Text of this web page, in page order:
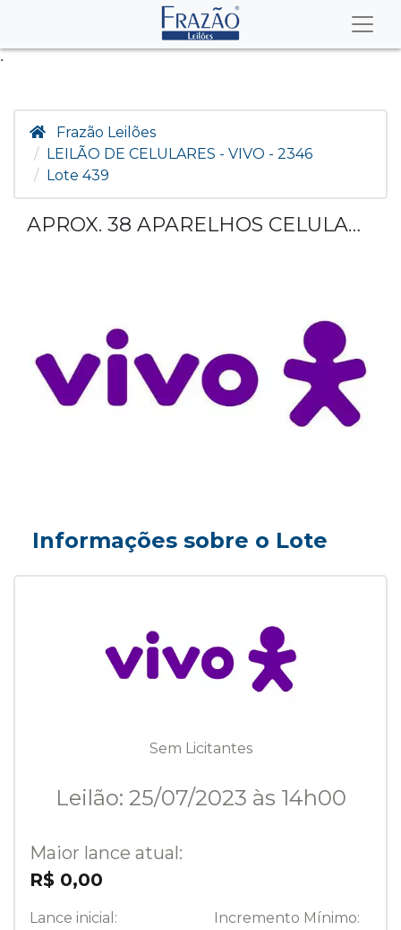
.
Frazão Leilões
LEILÃO DE CELULARES - VIVO - 2346
Lote 439
APROX. 38 APARELHOS CELULARES DE DIVERSAS MARCAS E MODELOS.
Informações sobre o Lote
Sem Licitantes
Leilão: 25/07/2023 às 14h00
Maior lance atual:
R$ 0,00
Lance inicial:
Incremento Mínimo: